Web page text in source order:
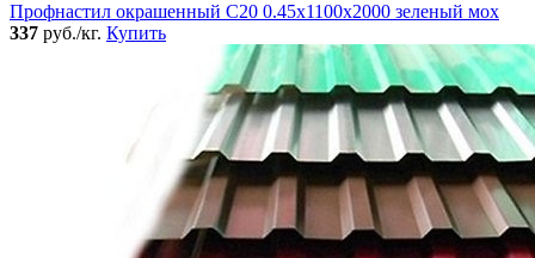
Профнастил окрашенный C20 0.45x1100x2000 зеленый мох
337 руб./кг. Купить